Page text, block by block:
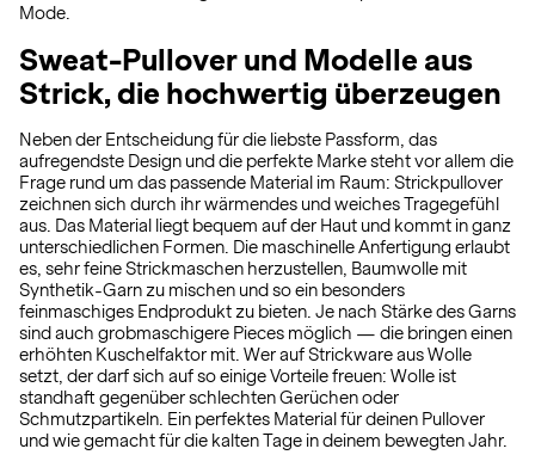
Mode.
Sweat-Pullover und Modelle aus
Strick, die hochwertig überzeugen
Neben der Entscheidung für die liebste Passform, das
aufregendste Design und die perfekte Marke steht vor allem die
Frage rund um das passende Material im Raum: Strickpullover
zeichnen sich durch ihr wärmendes und weiches Tragegefühl
aus. Das Material liegt bequem auf der Haut und kommt in ganz
unterschiedlichen Formen. Die maschinelle Anfertigung erlaubt
es, sehr feine Strickmaschen herzustellen, Baumwolle mit
Synthetik-Garn zu mischen und so ein besonders
feinmaschiges Endprodukt zu bieten. Je nach Stärke des Garns
sind auch grobmaschigere Pieces möglich — die bringen einen
erhöhten Kuschelfaktor mit. Wer auf Strickware aus Wolle
setzt, der darf sich auf so einige Vorteile freuen: Wolle ist
standhaft gegenüber schlechten Gerüchen oder
Schmutzpartikeln. Ein perfektes Material für deinen Pullover
und wie gemacht für die kalten Tage in deinem bewegten Jahr.